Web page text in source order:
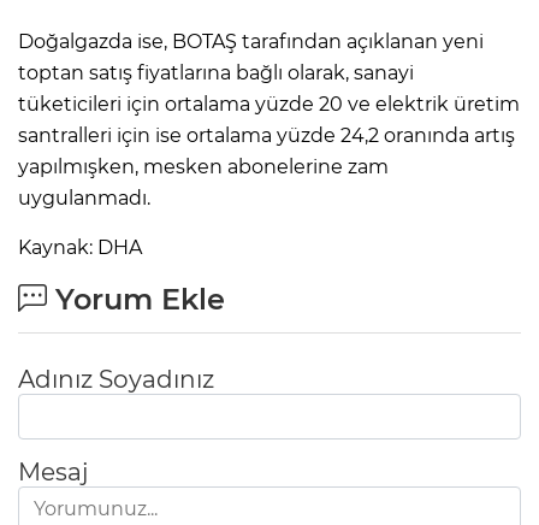
Doğalgazda ise, BOTAŞ tarafından açıklanan yeni
toptan satış fiyatlarına bağlı olarak, sanayi
tüketicileri için ortalama yüzde 20 ve elektrik üretim
santralleri için ise ortalama yüzde 24,2 oranında artış
yapılmışken, mesken abonelerine zam
uygulanmadı.
Kaynak: DHA
Yorum Ekle
Adınız Soyadınız
Mesaj